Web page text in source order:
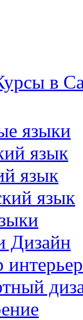
в
языки
язык
язык
язык
Дизайн